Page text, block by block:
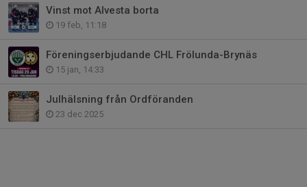
Vinst mot Alvesta borta
19 feb, 11:18
Föreningserbjudande CHL Frölunda-Brynäs
15 jan, 14:33
Julhälsning från Ordföranden
23 dec 2025